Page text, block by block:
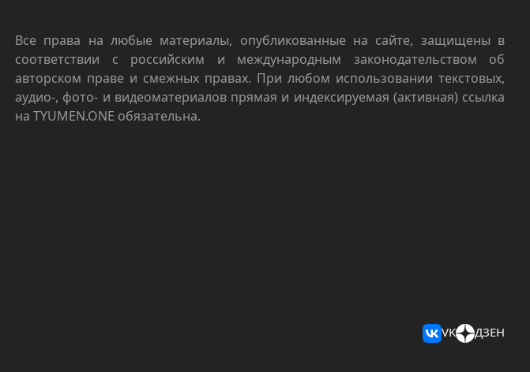
Все права на любые материалы, опубликованные на сайте, защищены в
соответствии с российским и международным законодательством об
авторском праве и смежных правах. При любом использовании текстовых,
аудио-, фото- и видеоматериалов прямая и индексируемая (активная) ссылка
на TYUMEN.ONE обязательна.
VK ДЗЕН